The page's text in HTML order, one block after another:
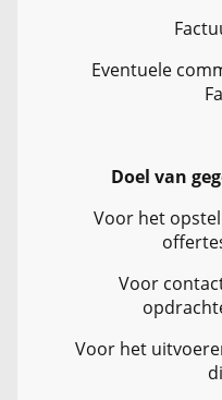
Eventuele
Doel van
Voor het
Voor
Voor het